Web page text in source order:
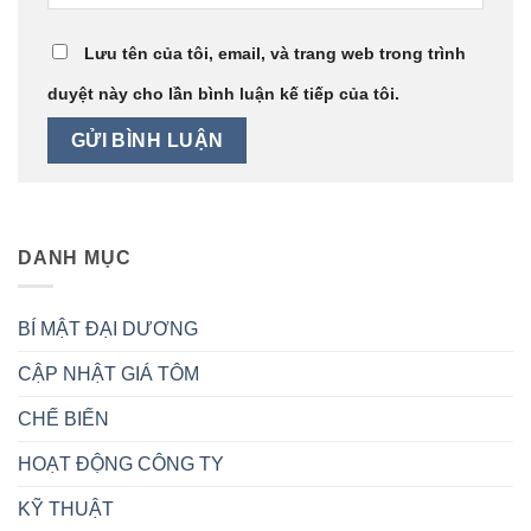
Lưu tên của tôi, email, và trang web trong trình
duyệt này cho lần bình luận kế tiếp của tôi.
DANH MỤC
BÍ MẬT ĐẠI DƯƠNG
CẬP NHẬT GIÁ TÔM
CHẾ BIẾN
HOẠT ĐỘNG CÔNG TY
KỸ THUẬT